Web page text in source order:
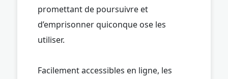
promettant de poursuivre et
d’emprisonner quiconque ose les
utiliser.
Facilement accessibles en ligne, les